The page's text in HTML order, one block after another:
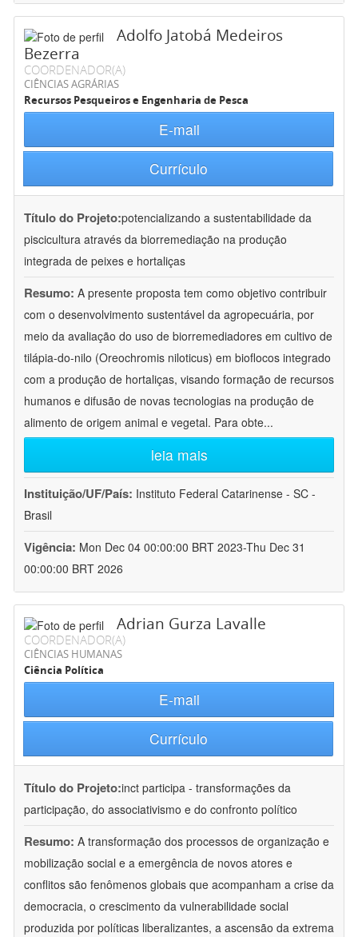
Adolfo Jatobá Medeiros
Bezerra
COORDENADOR(A)
CIÊNCIAS AGRÁRIAS
Recursos Pesqueiros e Engenharia de Pesca
E-mail
Currículo
Título do Projeto:potencializando a sustentabilidade da
piscicultura através da biorremediação na produção
integrada de peixes e hortaliças
Resumo: A presente proposta tem como objetivo contribuir
com o desenvolvimento sustentável da agropecuária, por
meio da avaliação do uso de biorremediadores em cultivo de
tilápia-do-nilo (Oreochromis niloticus) em bioflocos integrado
com a produção de hortaliças, visando formação de recursos
humanos e difusão de novas tecnologias na produção de
alimento de origem animal e vegetal. Para obte...
leia mais
Instituição/UF/País: Instituto Federal Catarinense - SC -
Brasil
Vigência: Mon Dec 04 00:00:00 BRT 2023-Thu Dec 31
00:00:00 BRT 2026
Adrian Gurza Lavalle
COORDENADOR(A)
CIÊNCIAS HUMANAS
Ciência Política
E-mail
Currículo
Título do Projeto:inct participa - transformações da
participação, do associativismo e do confronto político
Resumo: A transformação dos processos de organização e
mobilização social e a emergência de novos atores e
conflitos são fenômenos globais que acompanham a crise da
democracia, o crescimento da vulnerabilidade social
produzida por políticas liberalizantes, a ascensão da extrema